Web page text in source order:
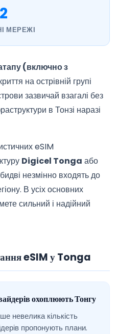
2
МЕРЕЖІ
(включно з
на острівній групі
зазвичай взагалі без
в Тонзі наразі
eSIM
Digicel Tonga або
незмінно входять до
В усіх основних
сильний і надійний
eSIM у Tonga
охоплюють Тонгу
невелика кількість
пропонують плани.